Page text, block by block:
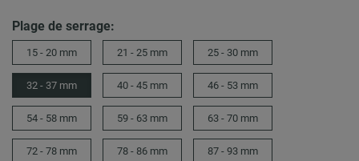
Plage de serrage:
15 - 20 mm 21 - 25 mm 25 - 30 mm
32 - 37 mm 40 - 45 mm 46 - 53 mm
54 - 58 mm 59 - 63 mm 63 - 70 mm
72 - 78 mm 78 - 86 mm 87 - 93 mm